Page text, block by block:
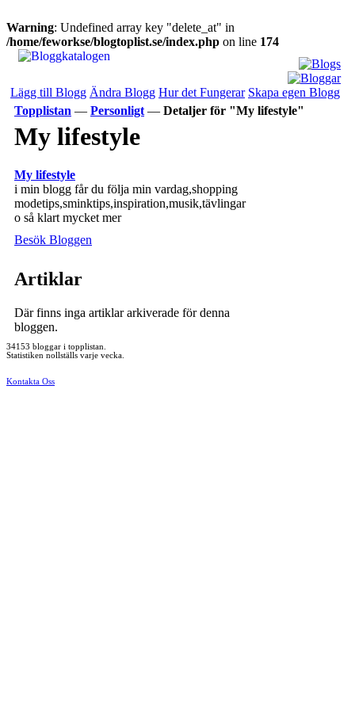
Warning: Undefined array key "delete_at" in
/home/feworkse/blogtoplist.se/index.php on line 174
Lägg till Blogg Ändra Blogg Hur det Fungerar Skapa egen Blogg
Topplistan — Personligt — Detaljer för "My lifestyle"
My lifestyle
My lifestyle
i min blogg får du följa min vardag,shopping
modetips,sminktips,inspiration,musik,tävlingar
o så klart mycket mer
Besök Bloggen
Artiklar
Där finns inga artiklar arkiverade för denna
bloggen.
34153 bloggar i topplistan.
Statistiken nollställs varje vecka.
Kontakta Oss